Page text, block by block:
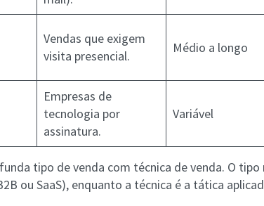
Vendas que exigem
visita presencial.
Médio a longo
Empresas de
tecnologia por
assinatura.
Variável
tipo de venda com técnica de venda. O
ou SaaS), enquanto a técnica é a tática